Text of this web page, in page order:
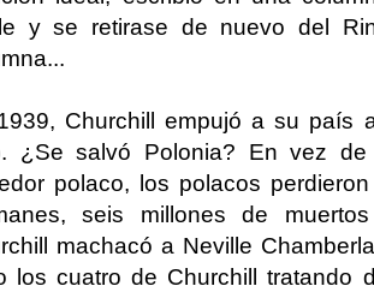
y se retirase de nuevo del
Churchill empujó a su país
¿Se salvó Polonia? En vez
polaco, los polacos
seis millones de
machacó a Neville
los cuatro de Churchill tratando